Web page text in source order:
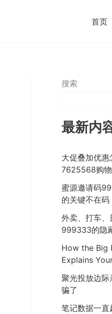
首页
搜索
最新内
大促叠加优
7625568购
蜜源邀请码
的关键不在码
外卖、打车
999333的隐
How the Big
Explains
聚光投放边际
骗了
笔记数据一